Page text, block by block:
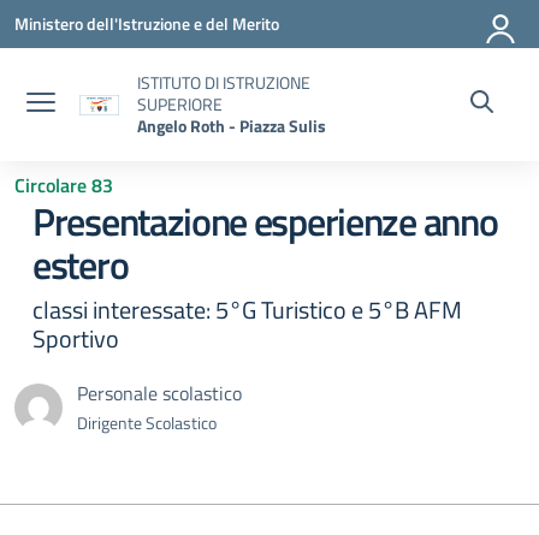
Vai ai contenuti
Vai al menu di navigazione
Vai al footer
Ministero dell'Istruzione e del Merito
ISTITUTO DI ISTRUZIONE
SUPERIORE
Angelo Roth - Piazza Sulis
Circolare 83
Presentazione esperienze anno
estero
classi interessate: 5°G Turistico e 5°B AFM
Sportivo
Personale scolastico
Dirigente Scolastico